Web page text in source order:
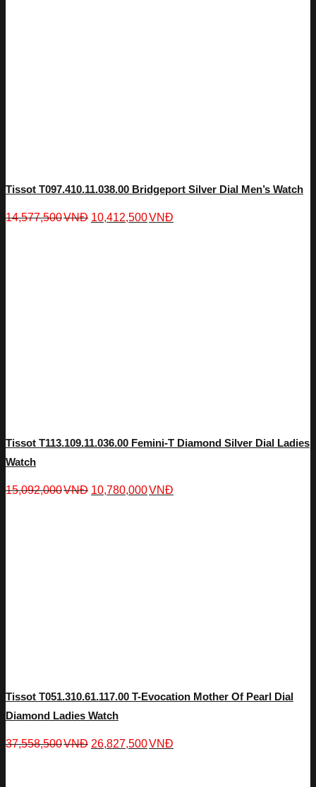
Tissot T097.410.11.038.00 Bridgeport Silver Dial Men’s Watch
14,577,500VNĐ 10,412,500VNĐ
Tissot T113.109.11.036.00 Femini-T Diamond Silver Dial Ladies
Watch
15,092,000VNĐ 10,780,000VNĐ
Tissot T051.310.61.117.00 T-Evocation Mother Of Pearl Dial
Diamond Ladies Watch
37,558,500VNĐ 26,827,500VNĐ